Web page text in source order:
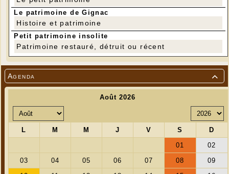

Agenda
Le patrimoine de Gignac
Histoire et patrimoine
Petit patrimoine insolite
Patrimoine restauré, détruit ou récent